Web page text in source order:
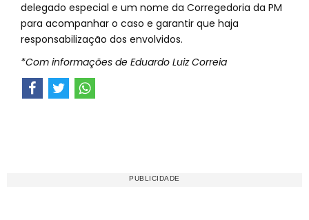
delegado especial e um nome da Corregedoria da PM
para acompanhar o caso e garantir que haja
responsabilização dos envolvidos.
*Com informações de Eduardo Luiz Correia